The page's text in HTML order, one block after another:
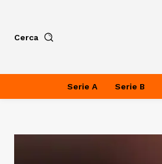
Cerca
Serie A Serie B